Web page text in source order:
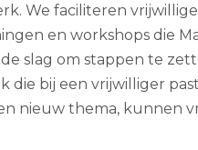
We faciliteren
en workshops die
slag om stappen te
die bij een vrijwilliger
nieuw thema, kunnen